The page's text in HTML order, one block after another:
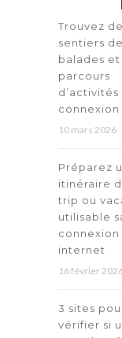
Trouvez
sentiers de
balades et
parcours
10 mars 2026
Préparez
itinéraire
trip ou
utilisable
connexion
internet
16 février
3 sites
vérifier si